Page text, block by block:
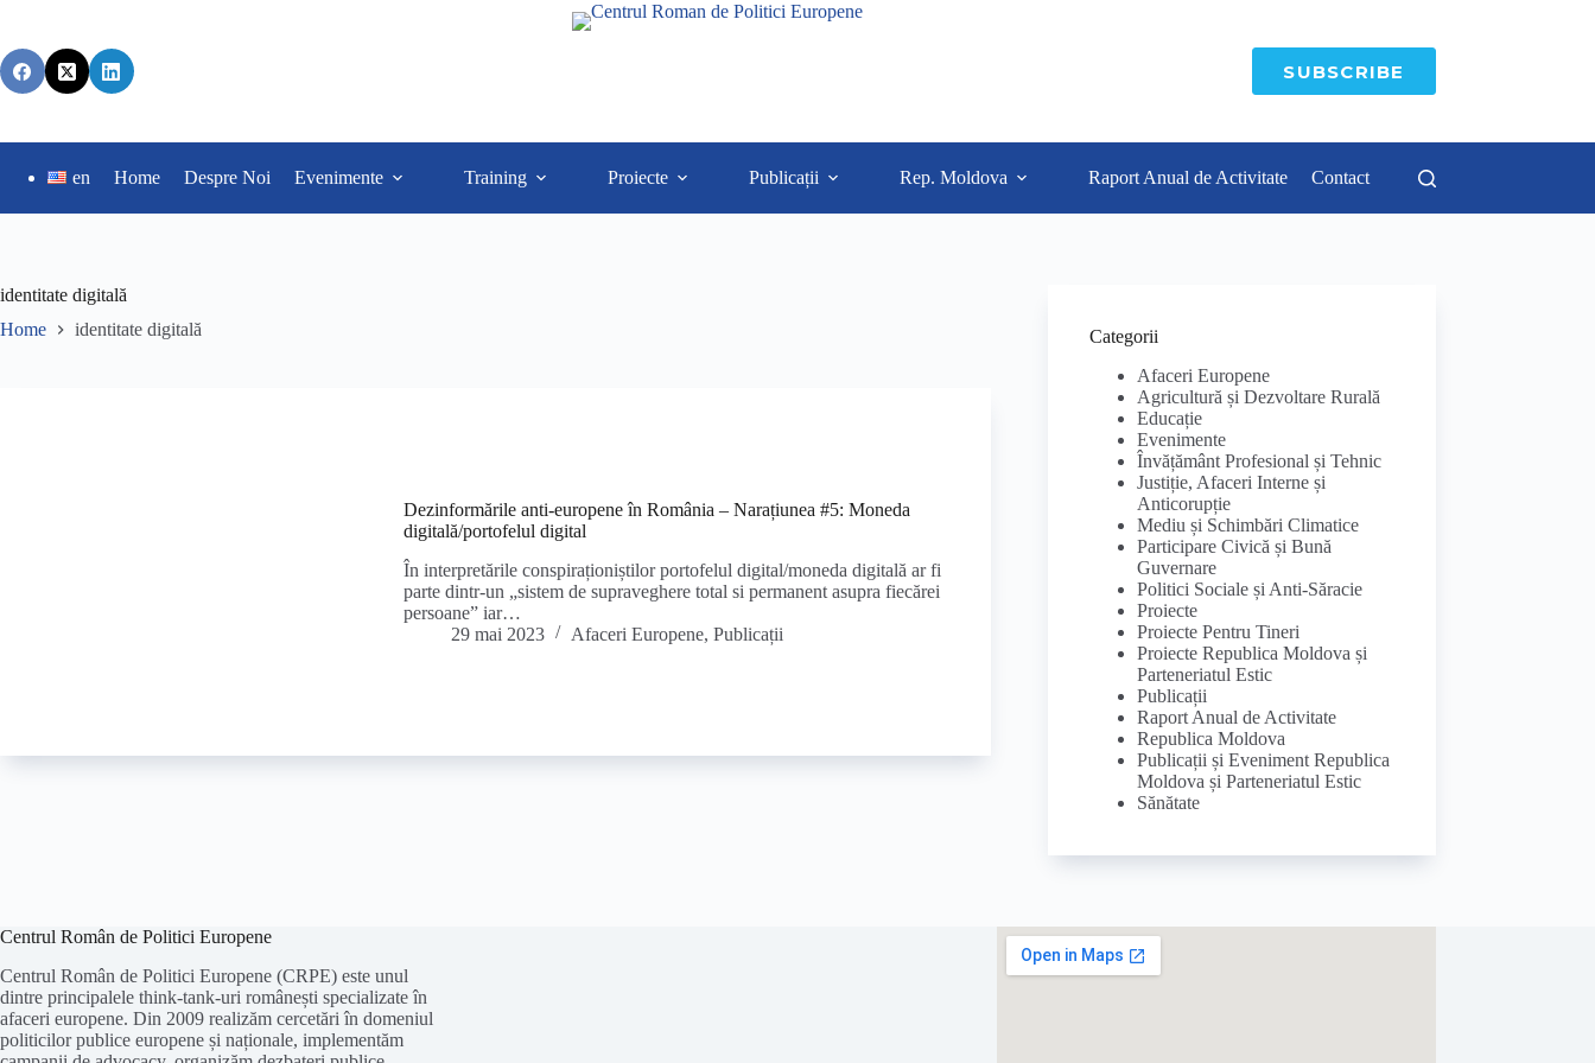
SUBSCRIBE
en Home Despre Noi Evenimente Training Proiecte Publicații Rep. Moldova Raport Anual de Activitate Contact
identitate digitală
Home
identitate digitală
Dezinformările anti-europene în România – Narațiunea #5: Moneda
digitală/portofelul digital
În interpretările conspiraționiștilor portofelul digital/moneda digitală ar fi
parte dintr-un „sistem de supraveghere total si permanent asupra fiecărei
persoane” iar…
29 mai 2023
Afaceri Europene, Publicații
Categorii
Afaceri Europene
Agricultură și Dezvoltare Rurală
Educație
Evenimente
Învățământ Profesional și Tehnic
Justiție, Afaceri Interne și
Anticorupție
Mediu și Schimbări Climatice
Participare Civică și Bună
Guvernare
Politici Sociale și Anti-Săracie
Proiecte
Proiecte Pentru Tineri
Proiecte Republica Moldova și
Parteneriatul Estic
Publicații
Raport Anual de Activitate
Republica Moldova
Publicații și Eveniment Republica
Moldova și Parteneriatul Estic
Sănătate
Centrul Român de Politici Europene
Centrul Român de Politici Europene (CRPE) este unul
dintre principalele think-tank-uri românești specializate în
afaceri europene. Din 2009 realizăm cercetări în domeniul
politicilor publice europene și naționale, implementăm